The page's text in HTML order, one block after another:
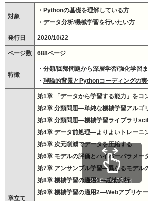
対象
・ Pythonの基礎を理解している方
・ データ分析/機械学習を行いたい方
発行日 2020/10/22
ページ数 688ページ
特徴
・分類/回帰問題から深層学習/強化学習ま
・ 理論的背景とPythonコーディングの
章立て
第1章 「データから学習する能力」をコ
第2章 分類問題―単純な機械学習アルゴ
第3章 分類問題―機械学習ライブラリ
第4章 データ前処理―よりよいトレーニ
第5章 次元削減でデータを圧縮する
第6章 モデルの評価とハイパーパラメー
第7章 アンサンブル学習―異なるモデル
第8章 機械学習の適用1―感情分析
第9章 機械学習の適用2―Webアプリケ
スクロールできます